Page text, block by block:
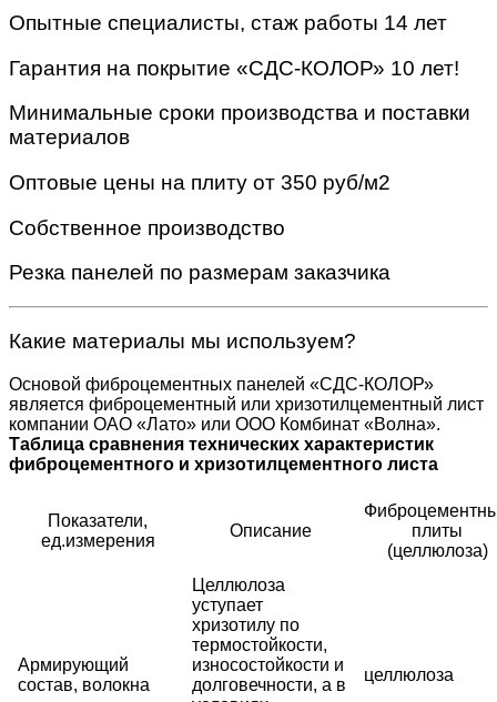
Опытные специалисты, стаж работы 14 лет
Гарантия на покрытие «СДС-КОЛОР» 10 лет!
Минимальные сроки производства и поставки
материалов
Оптовые цены на плиту от 350 руб/м2
Собственное производство
Резка панелей по размерам заказчика
Какие материалы мы используем?
Основой фиброцементных панелей «СДС-КОЛОР»
является фиброцементный или хризотилцементный лист
компании ОАО «Лато» или ООО Комбинат «Волна».
Таблица сравнения технических характеристик
фиброцементного и хризотилцементного листа
Показатели,
ед.измерения
Описание
плиты
(целлюлоза)
Армирующий
состав, волокна
Целлюлоза
уступает
хризотилу по
термостойкости,
износостойкости и
долговечности, а в
целлюлоза